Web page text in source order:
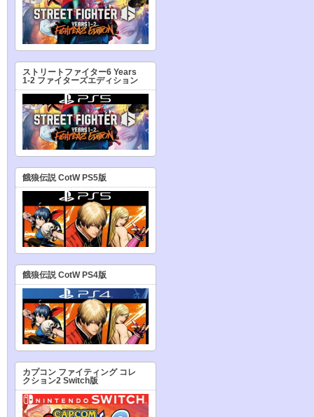
ストリートファイター6 Years
1-2 ファイターズエディション
餓狼伝説 CotW PS5版
餓狼伝説 CotW PS4版
カプコン ファイティング コレ
クション2 Switch版